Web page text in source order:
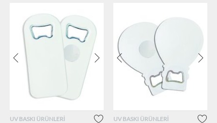
UV BASKI ÜRÜNLERİ UV BASKI ÜRÜNLERİ